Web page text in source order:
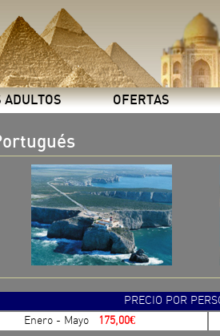
ADULTOS OFERTAS
PRECIO POR
Enero - Mayo
175,00€